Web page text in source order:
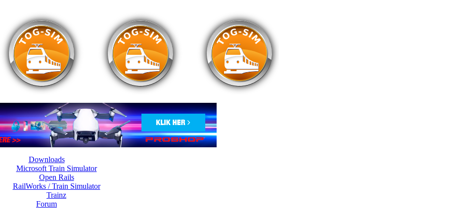
Downloads
Microsoft Train Simulator
Open Rails
RailWorks / Train Simulator
Trainz
Forum